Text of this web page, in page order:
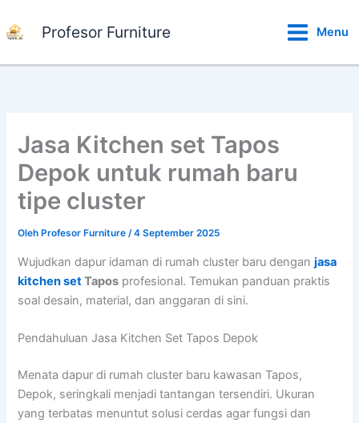
ke
Profesor Furniture Menu
Jasa Kitchen set Tapos
Depok untuk rumah baru
tipe cluster
Oleh Profesor Furniture/4 September 2025
Wujudkan dapur idaman di rumah cluster baru denganjasa
kitchen setTapos profesional. Temukan panduan praktis
soal desain, material, dan anggaran di sini.
Pendahuluan Jasa Kitchen Set Tapos Depok
Menata dapur di rumah cluster baru kawasan Tapos,
Depok, seringkali menjadi tantangan tersendiri. Ukuran
yang terbatas menuntut solusi cerdas agar fungsi dan